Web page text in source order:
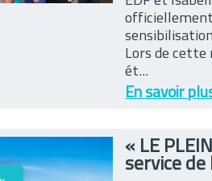
Lors de
ét...
En savoir
« LE
service